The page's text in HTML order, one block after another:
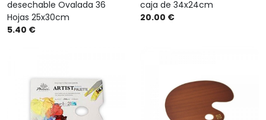
desechable Ovalada 36
Hojas 25x30cm
5.40 €
caja de 34x24cm
20.00 €